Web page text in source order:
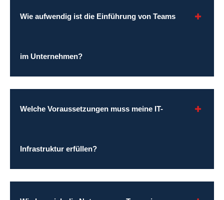
Wie aufwendig ist die Einführung von Teams
im Unternehmen?
Welche Voraussetzungen muss meine IT-
Infrastruktur erfüllen?